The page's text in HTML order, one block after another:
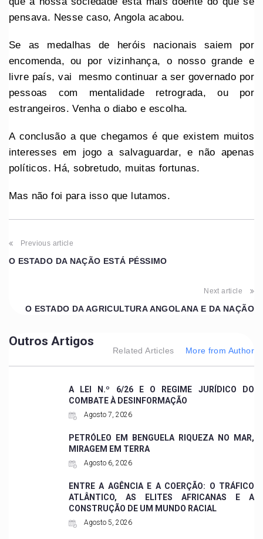
pensava. Nesse caso, Angola acabou.
Se as medalhas de heróis nacionais saiem por
encomenda, ou por vizinhança, o nosso grande e
livre país, vai mesmo continuar a ser governado por
pessoas com mentalidade retrograda, ou por
estrangeiros. Venha o diabo e escolha.
A conclusão a que chegamos é que existem muitos
interesses em jogo a salvaguardar, e não apenas
políticos. Há, sobretudo, muitas fortunas.
Mas não foi para isso que lutamos.
Previous article
O ESTADO DA NAÇÃO ESTÁ PÉSSIMO
Next article
O ESTADO DA AGRICULTURA ANGOLANA E DA NAÇÃO
Outros Artigos
Related Articles More from Author
A LEI N.º 6/26 E O REGIME JURÍDICO DO
COMBATE À DESINFORMAÇÃO
Agosto 7, 2026
PETRÓLEO EM BENGUELA RIQUEZA NO MAR,
MIRAGEM EM TERRA
Agosto 6, 2026
ENTRE A AGÊNCIA E A COERÇÃO: O TRÁFICO
ATLÂNTICO, AS ELITES AFRICANAS E A
CONSTRUÇÃO DE UM MUNDO RACIAL
Agosto 5, 2026